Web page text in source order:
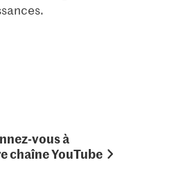
vous à
chaîne YouTube